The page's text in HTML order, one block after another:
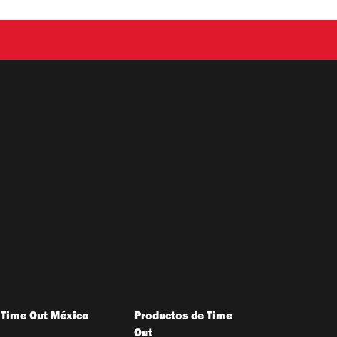
Time Out México
Productos de Time
Out